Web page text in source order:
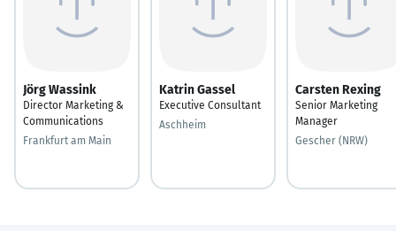
Jörg Wassink
Director Marketing &
Communications
Frankfurt am Main
Katrin Gassel
Executive Consultant
Aschheim
Carsten Rexing
Senior Marketing
Manager
Gescher (NRW)